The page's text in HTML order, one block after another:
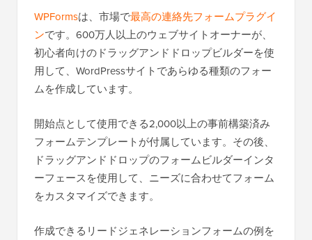
WPFormsは、市場で最高の連絡先フォームプラグイ
ンです。600万人以上のウェブサイトオーナーが、
初心者向けのドラッグアンドドロップビルダーを使
用して、WordPressサイトであらゆる種類のフォー
ムを作成しています。
開始点として使用できる2,000以上の事前構築済み
フォームテンプレートが付属しています。その後、
ドラッグアンドドロップのフォームビルダーインタ
ーフェースを使用して、ニーズに合わせてフォーム
をカスタマイズできます。
作成できるリードジェネレーションフォームの例を